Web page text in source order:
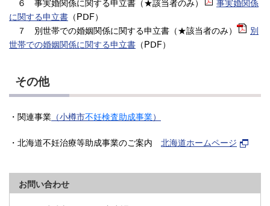
に関する申立書 （PⅮF）
７ 別世帯での婚姻関係に関する申立書（★該当者のみ）
別
世帯での婚姻関係に関する申立書 （PⅮF）
その他
・関連事業 （小樽市不妊検査助成事業）
・北海道不妊治療等助成事業のご案内 北海道ホームページ
お問い合わせ